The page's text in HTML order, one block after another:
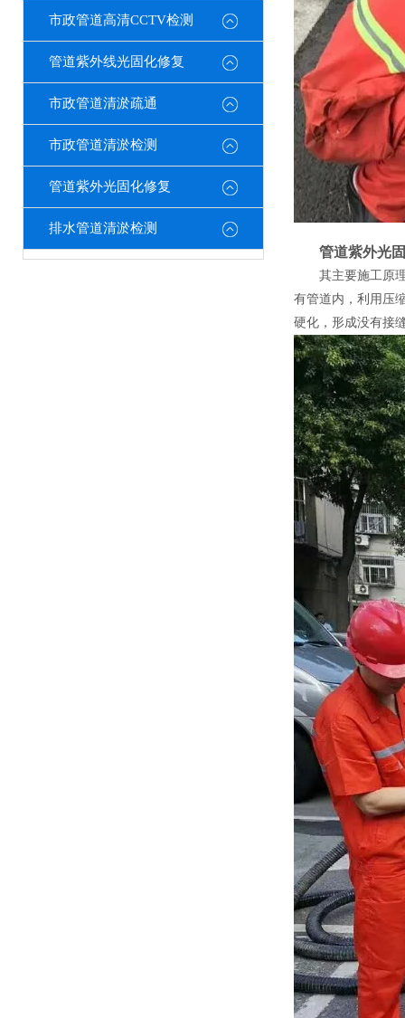
市政管道高清CCTV检测
管道紫外线光固化修复
市政管道清淤疏通
市政管道清淤检测
管道紫外光固化修复
排水管道清淤检测
管道紫外光
其主要施工原
有管道内，利用压
硬化，形成没有接